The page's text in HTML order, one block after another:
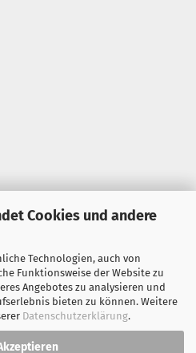
Cookies und andere
Technologien, auch von
Funktionsweise der Website zu
Angebotes zu analysieren und
bieten zu können. Weitere
Datenschutzerklärung.